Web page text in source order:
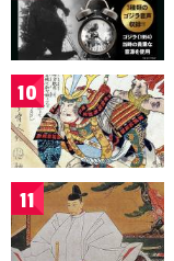
10
11